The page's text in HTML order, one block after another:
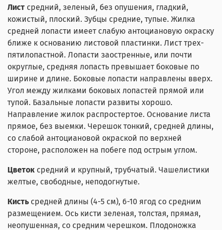
Лист средний, зеленый, без опушения, гладкий,
кожистый, плоский. Зубцы средние, тупые. Жилка
средней лопасти имеет слабую антоциановую окраску
ближе к основанию листовой пластинки. Лист трех-
пятилопастной. Лопасти заостренные, или почти
округлые, средняя лопасть превышает боковые по
ширине и длине. Боковые лопасти направлены вверх.
Угол между жилками боковых лопастей прямой или
тупой. Базальные лопасти развиты хорошо.
Направление жилок распростертое. Основание листа
прямое, без выемки. Черешок тонкий, средней длины,
со слабой антоциановой окраской по верхней
стороне, расположен на побеге под острым углом.
Цветок средний и крупный, трубчатый. Чашелистики
желтые, свободные, неподогнутые.
Кисть средней длины (4-5 см), 6-10 ягод со средним
размещением. Ось кисти зеленая, толстая, прямая,
неопушенная, со средним черешком. Плодоножка